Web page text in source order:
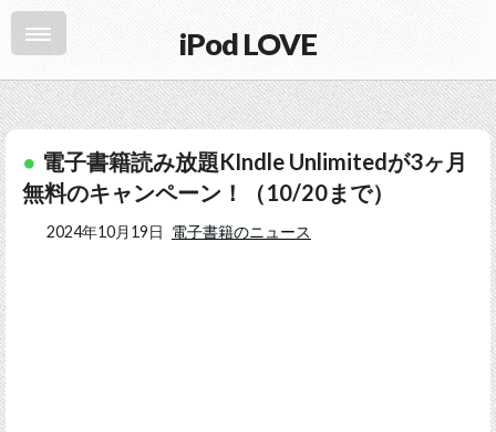
iPod LOVE
電子書籍読み放題KIndle Unlimitedが3ヶ月
無料のキャンペーン！（10/20まで）
2024年10月19日 電子書籍のニュース